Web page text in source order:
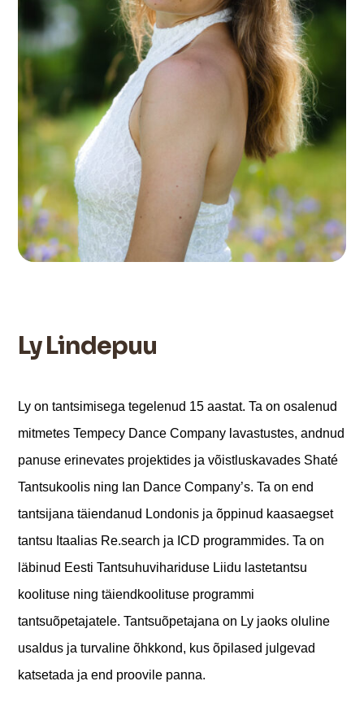
Ly Lindepuu
Ly on tantsimisega tegelenud 15 aastat. Ta on osalenud
mitmetes Tempecy Dance Company lavastustes, andnud
panuse erinevates projektides ja võistluskavades Shaté
Tantsukoolis ning Ian Dance Company’s.Ta on end
tantsijana täiendanud Londonis ja õppinud kaasaegset
tantsu Itaalias Re.search ja ICD programmides. Ta on
läbinud Eesti Tantsuhuvihariduse Liidu lastetantsu
koolituse ning täiendkoolituse programmi
tantsuõpetajatele.Tantsuõpetajana on Ly jaoks oluline
usaldus ja turvaline õhkkond, kus õpilased julgevad
katsetada ja end proovile panna.